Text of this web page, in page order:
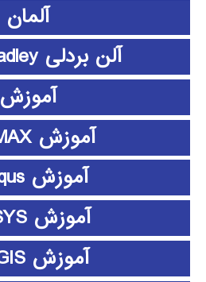
آلمان
آلن بردلی Allen bradley
آموزش
آموزش 3D MAX
آموزش abaqus
آموزش ANSYS
آموزش ArcGIS